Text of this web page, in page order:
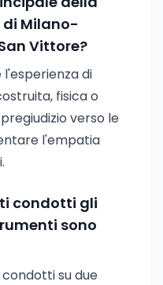
Milano-
Vittore?
di
fisica o
verso le
l'empatia
condotti gli
sono
su due